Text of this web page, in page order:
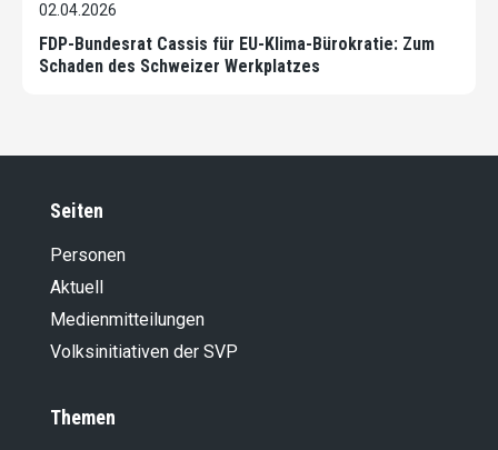
02.04.2026
FDP-Bundesrat Cassis für EU-Klima-Bürokratie: Zum
Schaden des Schweizer Werkplatzes
Seiten
Personen
Aktuell
Medienmitteilungen
Volksinitiativen der SVP
Themen